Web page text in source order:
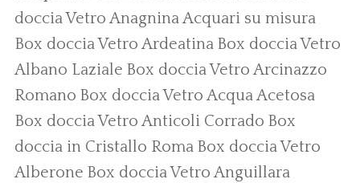
doccia Vetro AnagninaAcquari su misura
Box doccia Vetro Ardeatina Box doccia Vetro
Albano Laziale Box doccia Vetro Arcinazzo
Romano Box doccia Vetro Acqua Acetosa
Box doccia Vetro Anticoli Corrado Box
doccia in Cristallo Roma Box doccia Vetro
Alberone Box doccia Vetro Anguillara